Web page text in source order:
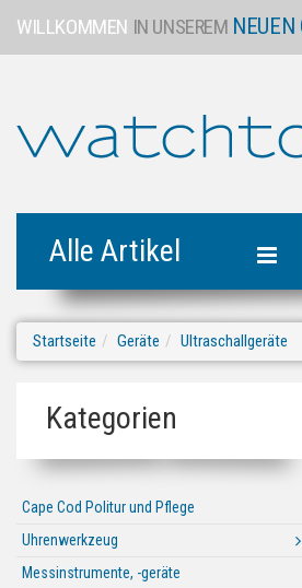
WILLKOMMEN IN UNSEREM
Alle Artikel
Startseite Geräte Ultraschallgeräte
Kategorien
Cape Cod Politur und Pflege
Uhrenwerkzeug
Messinstrumente, -geräte